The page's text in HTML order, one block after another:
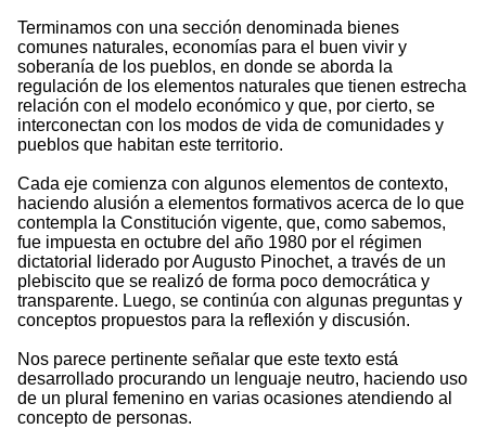
Terminamos con una sección denominada bienes
comunes naturales, economías para el buen vivir y
soberanía de los pueblos, en donde se aborda la
regulación de los elementos naturales que tienen estrecha
relación con el modelo económico y que, por cierto, se
interconectan con los modos de vida de comunidades y
pueblos que habitan este territorio.
Cada eje comienza con algunos elementos de contexto,
haciendo alusión a elementos formativos acerca de lo que
contempla la Constitución vigente, que, como sabemos,
fue impuesta en octubre del año 1980 por el régimen
dictatorial liderado por Augusto Pinochet, a través de un
plebiscito que se realizó de forma poco democrática y
transparente. Luego, se continúa con algunas preguntas y
conceptos propuestos para la reflexión y discusión.
Nos parece pertinente señalar que este texto está
desarrollado procurando un lenguaje neutro, haciendo uso
de un plural femenino en varias ocasiones atendiendo al
concepto de personas.